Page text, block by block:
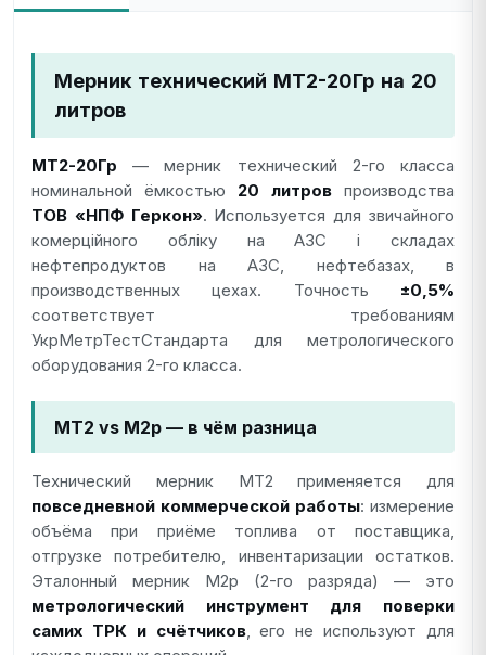
Мерник технический МТ2-20Гр на 20
литров
МТ2-20Гр — мерник технический 2-го класса
номинальной ёмкостью 20 литров производства
ТОВ «НПФ Геркон». Используется для звичайного
комерційного обліку на АЗС і складах
нефтепродуктов на АЗС, нефтебазах, в
производственных цехах. Точность ±0,5%
соответствует требованиям
УкрМетрТестСтандарта для метрологического
оборудования 2-го класса.
МТ2 vs М2р — в чём разница
Технический мерник МТ2 применяется для
повседневной коммерческой работы: измерение
объёма при приёме топлива от поставщика,
отгрузке потребителю, инвентаризации остатков.
Эталонный мерник М2р (2-го разряда) — это
метрологический инструмент для поверки
самих ТРК и счётчиков, его не используют для